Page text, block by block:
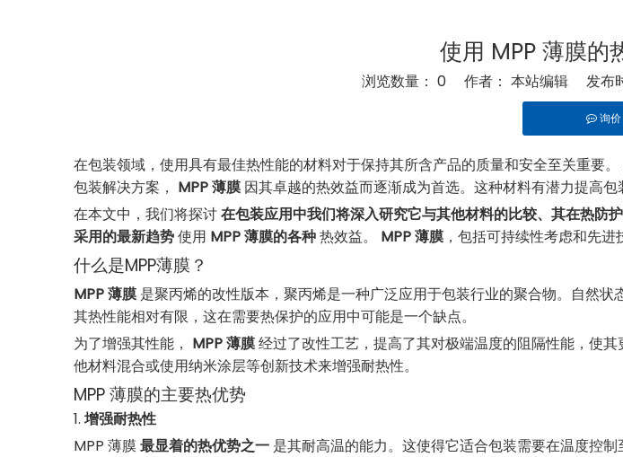
使用 MPP 薄膜的
浏览数量： 0 作者： 本站编辑 发布
询价
["facebook","twitter","line","wechat","linkedin","pinterest","whatsapp"]
在包装领域，使用具有最佳热性能的材料对于保持其所含产品的质量和安全至关重要。
包装解决方案， MPP 薄膜 因其卓越的热效益而逐渐成为首选。这种材料有潜力提高
在本文中，我们将探讨在包装应用中我们将深入研究它与其他材料的比较、其在热防
采用的最新趋势使用 MPP 薄膜的各种热效益。 MPP 薄膜 ，包括可持续性考虑和先进
什么是MPP薄膜？
MPP 薄膜 是聚丙烯的改性版本，聚丙烯是一种广泛应用于包装行业的聚合物。自然
其热性能相对有限，这在需要热保护的应用中可能是一个缺点。
为了增强其性能， MPP 薄膜经过了改性工艺，提高了其对极端温度的阻隔性能，使
他材料混合或使用纳米涂层等创新技术来增强耐热性。
MPP 薄膜的主要热优势
1. 增强耐热性
MPP 薄膜最显着的热优势之一 是其耐高温的能力。这使得它适合包装需要在温度控